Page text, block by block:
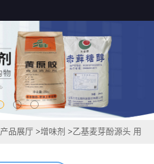
产品展厅 >增味剂 >乙基麦芽酚源头 用